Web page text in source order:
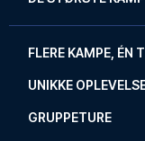
FLERE KAMPE, ÉN
UNIKKE
GRUPPETURE